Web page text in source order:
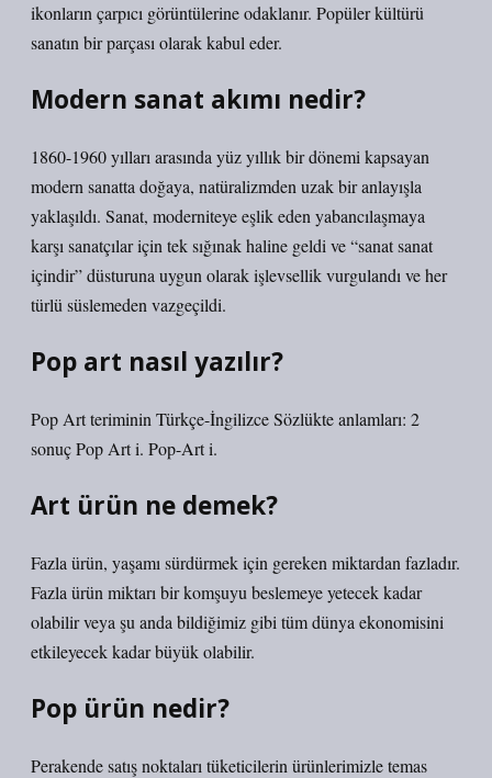
ikonların çarpıcı görüntülerine odaklanır. Popüler kültürü
sanatın bir parçası olarak kabul eder.
Modern sanat akımı nedir?
1860-1960 yılları arasında yüz yıllık bir dönemi kapsayan
modern sanatta doğaya, natüralizmden uzak bir anlayışla
yaklaşıldı. Sanat, moderniteye eşlik eden yabancılaşmaya
karşı sanatçılar için tek sığınak haline geldi ve “sanat sanat
içindir” düsturuna uygun olarak işlevsellik vurgulandı ve her
türlü süslemeden vazgeçildi.
Pop art nasıl yazılır?
Pop Art teriminin Türkçe-İngilizce Sözlükte anlamları: 2
sonuç Pop Art i. Pop-Art i.
Art ürün ne demek?
Fazla ürün, yaşamı sürdürmek için gereken miktardan fazladır.
Fazla ürün miktarı bir komşuyu beslemeye yetecek kadar
olabilir veya şu anda bildiğimiz gibi tüm dünya ekonomisini
etkileyecek kadar büyük olabilir.
Pop ürün nedir?
Perakende satış noktaları tüketicilerin ürünlerimizle temas